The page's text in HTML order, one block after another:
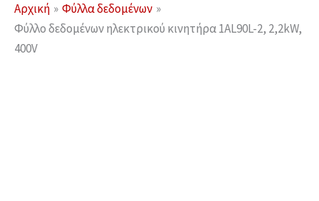
Αρχική
Φύλλα δεδομένων
Φύλλο δεδομένων ηλεκτρικού κινητήρα 1AL90L-2, 2,2kW,
400V